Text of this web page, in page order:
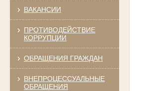
ВАКАНСИИ
ПРОТИВОДЕЙСТВИЕ
КОРРУПЦИИ
ОБРАЩЕНИЯ ГРАЖДАН
ВНЕПРОЦЕССУАЛЬНЫЕ
ОБРАЩЕНИЯ